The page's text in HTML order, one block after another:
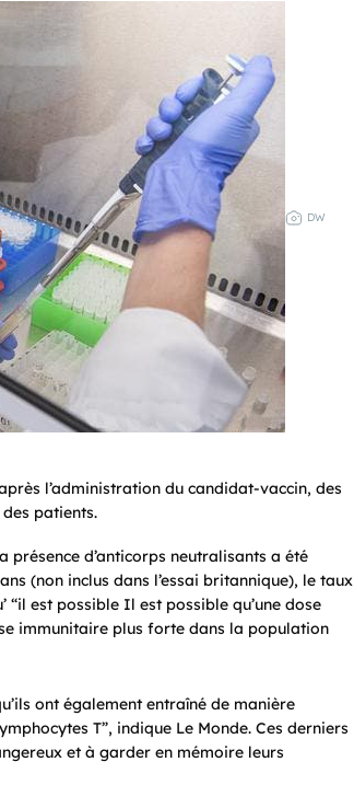
DW
l’administration du candidat-vaccin, des
patients.
présence d’anticorps neutralisants a été
(non inclus dans l’essai britannique), le taux
“il est possible Il est possible qu’une dose
immunitaire plus forte dans la population
ont également entraîné de manière
T”, indique Le Monde. Ces derniers
et à garder en mémoire leurs